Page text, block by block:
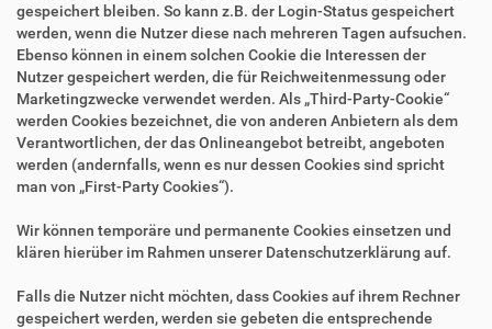
gespeichert bleiben. So kann z.B. der Login-Status gespeichert
werden, wenn die Nutzer diese nach mehreren Tagen aufsuchen.
Ebenso können in einem solchen Cookie die Interessen der
Nutzer gespeichert werden, die für Reichweitenmessung oder
Marketingzwecke verwendet werden. Als „Third-Party-Cookie“
werden Cookies bezeichnet, die von anderen Anbietern als dem
Verantwortlichen, der das Onlineangebot betreibt, angeboten
werden (andernfalls, wenn es nur dessen Cookies sind spricht
man von „First-Party Cookies“).
Wir können temporäre und permanente Cookies einsetzen und
klären hierüber im Rahmen unserer Datenschutzerklärung auf.
Falls die Nutzer nicht möchten, dass Cookies auf ihrem Rechner
gespeichert werden, werden sie gebeten die entsprechende